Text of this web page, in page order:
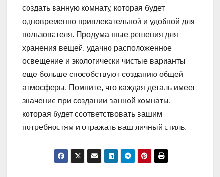
создать ванную комнату, которая будет
одновременно привлекательной и удобной для
пользователя. Продуманные решения для
хранения вещей, удачно расположенное
освещение и экологически чистые варианты
еще больше способствуют созданию общей
атмосферы. Помните, что каждая деталь имеет
значение при создании ванной комнаты,
которая будет соответствовать вашим
потребностям и отражать ваш личный стиль.